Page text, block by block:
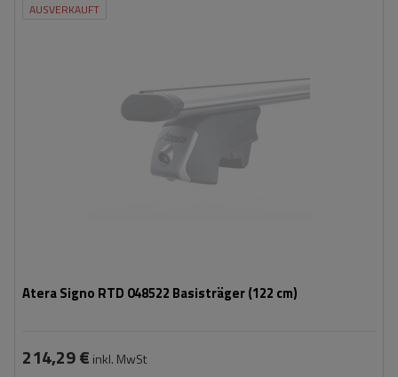
AUSVERKAUFT
Atera Signo RTD 048522 Basisträger (122 cm)
214,29 € inkl. MwSt